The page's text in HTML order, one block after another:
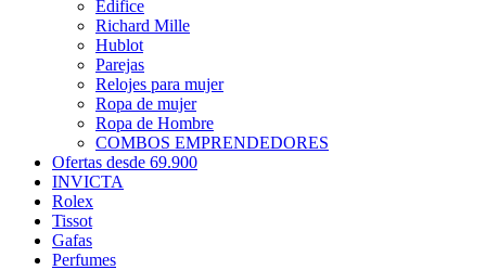
Edifice
Richard Mille
Hublot
Parejas
Relojes para mujer
Ropa de mujer
Ropa de Hombre
COMBOS EMPRENDEDORES
Ofertas desde 69.900
INVICTA
Rolex
Tissot
Gafas
Perfumes